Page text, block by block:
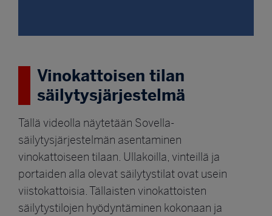
Vinokattoisen tilan
säilytysjärjestelmä
Tällä videolla näytetään Sovella-
säilytysjärjestelmän asentaminen
vinokattoiseen tilaan. Ullakoilla, vinteillä ja
portaiden alla olevat säilytystilat ovat usein
viistokattoisia. Tällaisten vinokattoisten
säilytystilojen hyödyntäminen kokonaan ja